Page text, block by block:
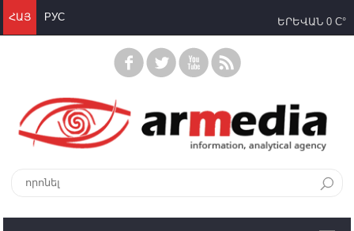
ՀԱՅ РУС ԵՐԵՎԱՆ 0 C°